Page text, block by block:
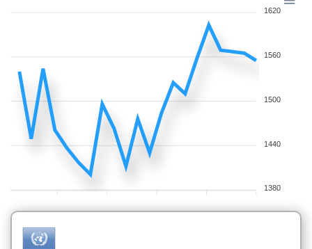
1620
1560
1500
1440
1380